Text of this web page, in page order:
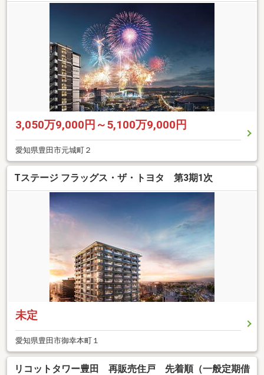
3,050万9,000円～5,100万9,000円
愛知県豊田市元城町２
Tステージ フラッグス・ザ・トヨタ 第3期1次
未定
愛知県豊田市御幸本町１
リコットタワー豊田 再販売住戸 先着順（一般定期借